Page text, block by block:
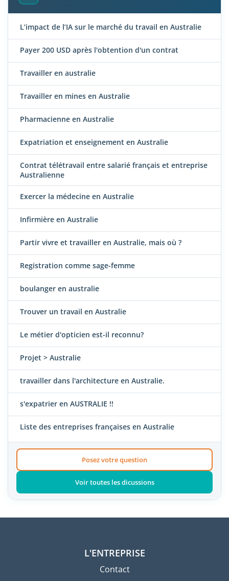
L’impact de l’IA sur le marché du travail en Australie
Payer 200 USD après l'obtention d'un contrat
Travailler en australie
Travailler en mines en Australie
Pharmacienne en Australie
Expatriation et enseignement en Australie
Contrat télétravail entre salarié français et entreprise
Australienne
Exercer la médecine en Australie
Infirmière en Australie
Partir vivre et travailler en Australie, mais où ?
Registration comme sage-femme
boulanger en australie
Trouver un travail en Australie
Le métier d'opticien est-il reconnu?
Projet > Australie
travailler dans l'architecture en Australie.
s'expatrier en AUSTRALIE !!
Liste des entreprises françaises en Australie
Posez votre question
Voir toutes les dicussions
L'ENTREPRISE
Contact